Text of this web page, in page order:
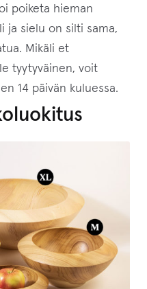
poiketa hieman
ja sielu on silti sama,
Mikäli et
tyytyväinen, voit
14 päivän kuluessa.